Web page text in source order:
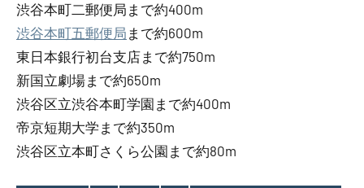
渋谷本町二郵便局まで約400m
渋谷本町五郵便局 まで約600m
東日本銀行初台支店まで約750m
新国立劇場まで約650m
渋谷区立渋谷本町学園まで約400m
帝京短期大学まで約350m
渋谷区立本町さくら公園まで約80m